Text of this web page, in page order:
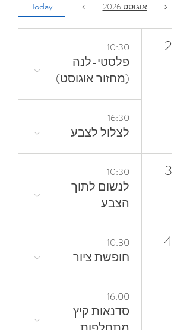
אוגוסט 2026 Today
2
10:30
פלסטי-לנה
(מחזור אוגוסט)
16:30
לצלול‭ ‬לצבע‭
3
10:30
‬הצבע
4
10:30
חופשת ציור
16:00
סדנאות קיץ